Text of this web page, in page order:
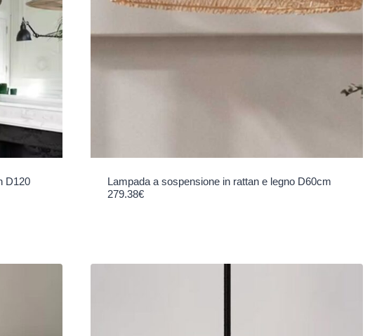
D120
Lampada a sospensione in rattan e legno D60cm
279.38€